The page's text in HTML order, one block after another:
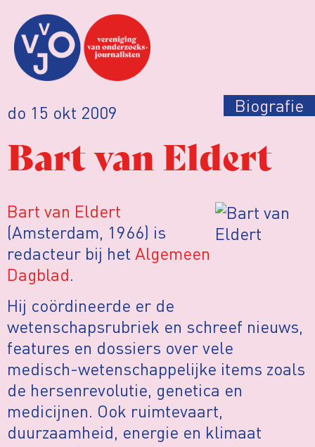
do 15 okt 2009 Biografie
Bart van Eldert
Bart van Eldert
(Amsterdam, 1966) is
redacteur bij het Algemeen
Dagblad.
Hij coördineerde er de
wetenschapsrubriek en schreef nieuws,
features en dossiers over vele
medisch-wetenschappelijke items zoals
de hersenrevolutie, genetica en
medicijnen. Ook ruimtevaart,
duurzaamheid, energie en klimaat